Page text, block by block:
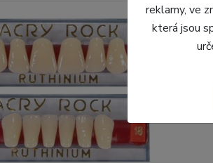
reklamy, ve
která jsou